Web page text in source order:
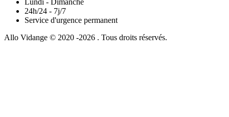
24h/24 - 7j/7
Service d'urgence permanent
Allo Vidange © 2020 -2026 . Tous droits réservés.